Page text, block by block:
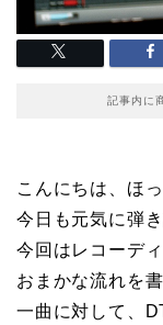
記事内に
こんにちは、ほ
今日も元気に弾
今回はレコーデ
おまかな流れを
一曲に対して、